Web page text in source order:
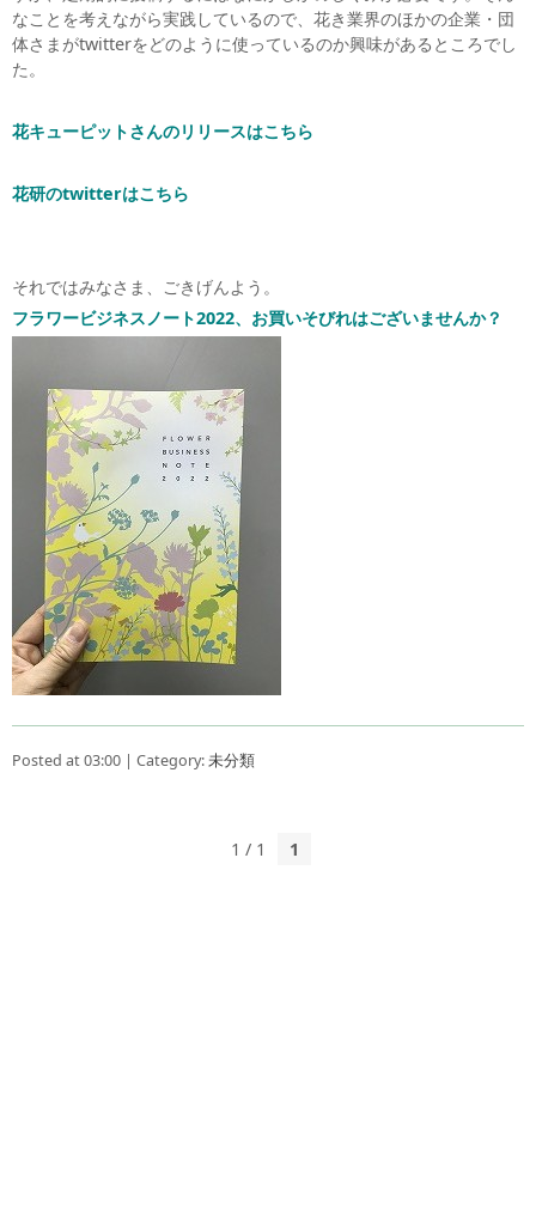
なことを考えながら実践しているので、花き業界のほかの企業・団
体さまがtwitterをどのように使っているのか興味があるところでし
た。
花キューピットさんのリリースはこちら
花研のtwitterはこちら
それではみなさま、ごきげんよう。
フラワービジネスノート2022、お買いそびれはございませんか？
Posted at 03:00 | Category:未分類
1 / 1 1